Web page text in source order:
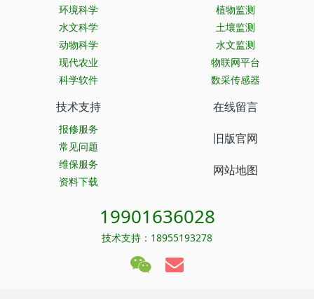
环境科学
水文科学
动物科学
现代农业
科学软件
植物监测
土壤监测
水文监测
物联网平台
数采传感器
技术支持
报修服务
常见问题
维保服务
资料下载
在线留言
旧版官网
网站地图
19901636028
技术支持：18955193278